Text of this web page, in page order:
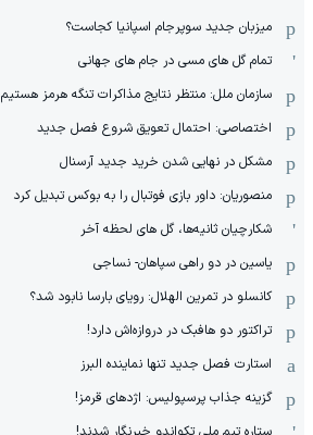
میزبان جدید سوپرجام اسپانیا کجاست؟
تمام گل های مسی در جام های جهانی
سازمان ملل: منتظر نتایج مذاکرات تنگه هرمز هستیم
اختصاصی: احتمال تعویق شروع فصل جدید
مشکل در نهایی شدن خرید جدید آرسنال
منصوریان: داور بازی فوتبال را به بوکس تبدیل کرد
شکارچیان ثانیه‌ها، گل های لحظه آخر
یاسین در دو راهی سپاهان- نساجی
کانسلو در تمرین الهلال: رویای بارسا نابود شد؟
تراکتور دو هافبک در دروازه‌اش دارد!
استارت فصل جدید تنها نماینده البرز
گزینه جذاب پرسپولیس: اژدهای قرمز!